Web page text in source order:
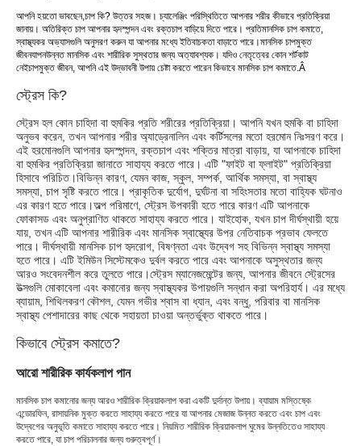
আপনি হয়তো ভাবছেন,চাপ কি? উত্তর সহজ। চ্যালেঞ্জিং পরিস্থিতিতে আপনার শরীর কীভাবে প্রতিক্রিয়া
জানায়। অতিরিক্ত চাপ আপনার হৃদস্পন্দন এবং রক্তচাপ বাড়িয়ে দিতে পারে। প্রতিমানসিক চাপ কমাতে,
স্বাস্থ্যকর অভ্যাসগুলি অনুসরণ করুন যা আপনার মধ্যে ইতিবাচকতা বাড়াতে পারে।মানসিক চাপমুক্ত
জীবনযাপনউন্নত মানসিক এবং শারীরিক সুস্থতার জন্য অত্যাবশ্যক। যদিও নেতৃত্বের কোন শর্টকাট
নেইচাপমুক্ত জীবন, আপনি এই উদ্ভাবনী উপায় চেষ্টা করতে পারেন কিভাবে মানসিক চাপ কমাতে.Â
স্ট্রেস কি?
স্ট্রেস হল কোন চাহিদা বা হুমকির প্রতি শরীরের প্রতিক্রিয়া। আপনি যখন হুমকি বা চাহিদা
অনুভব করেন, তখন আপনার শরীর অ্যাড্রেনালিন এবং কর্টিসলের মতো হরমোন নিঃসরণ করে।
এই হরমোনগুলি আপনার হৃদস্পন্দন, রক্তচাপ এবং শক্তির মাত্রা বাড়ায়, যা আপনাকে চাহিদা
বা হুমকির প্রতিক্রিয়া জানাতে সাহায্য করতে পারে। এটি "ফাইট বা ফ্লাইট" প্রতিক্রিয়া
হিসাবে পরিচিত।বিভিন্ন কারণ, যেমন কাজ, স্কুল, সম্পর্ক, আর্থিক সমস্যা, বা স্বাস্থ্য
সমস্যা, চাপ সৃষ্টি করতে পারে। প্রাকৃতিক দুর্যোগ, দুর্ঘটনা বা সহিংসতার মতো বাহ্যিক ঘটনাও
এর কারণ হতে পারে।অল্প পরিমাণে, স্ট্রেস উপকারী হতে পারে কারণ এটি আপনাকে
ফোকাসড এবং অনুপ্রাণিত থাকতে সাহায্য করতে পারে। যাইহোক, যখন চাপ দীর্ঘস্থায়ী হয়ে
যায়, তখন এটি আপনার শারীরিক এবং মানসিক স্বাস্থ্যের উপর নেতিবাচক প্রভাব ফেলতে
পারে। দীর্ঘস্থায়ী মানসিক চাপ হৃদরোগ, বিষণ্নতা এবং উদ্বেগ সহ বিভিন্ন স্বাস্থ্য সমস্যা
হতে পারে। এটি ইমিউন সিস্টেমকেও দুর্বল করতে পারে এবং আপনাকে অসুস্থতার জন্য
আরও সংবেদনশীল করে তুলতে পারে।স্ট্রেস ম্যানেজমেন্টের জন্য, আপনার জীবনে স্ট্রেসের
উত্সগুলি মোকাবেলা এবং কমানোর জন্য স্বাস্থ্যকর উপায়গুলি সন্ধান করা অপরিহার্য। এর মধ্যে
ব্যায়াম, শিথিলকরণ কৌশল, যেমন গভীর শ্বাস বা ধ্যান, এবং বন্ধু, পরিবার বা মানসিক
স্বাস্থ্য পেশাদারের কাছ থেকে সহায়তা চাওয়া অন্তর্ভুক্ত থাকতে পারে।
কিভাবে স্ট্রেস কমাতে?
আরো শারীরিক কার্যকলাপ পান
মানসিক চাপ কমানোর জন্য আরও শারীরিক ক্রিয়াকলাপ করা একটি দুর্দান্ত উপায়। ব্যায়াম মস্তিষ্কে
এন্ডোরফিন, রাসায়নিক মুক্ত করতে সাহায্য করতে পারে যা আপনার মেজাজ উন্নত করতে এবং চাপ এবং
উদ্বেগের অনুভূতি কমাতে সাহায্য করতে পারে। নিয়মিত শারীরিক ক্রিয়াকলাপ ঘুমের উন্নতিতেও সাহায্য
করতে পারে, যা চাপ পরিচালনার জন্য গুরুত্বপূর্ণ।